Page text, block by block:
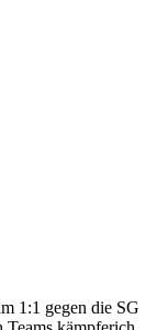
1:1 gegen die SG